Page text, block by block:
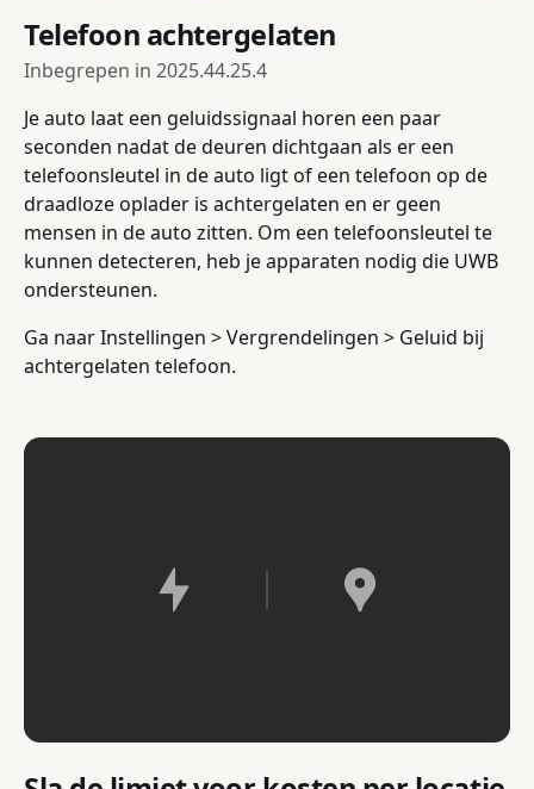
Telefoon achtergelaten
Inbegrepen in 2025.44.25.4
Je auto laat een geluidssignaal horen een paar
seconden nadat de deuren dichtgaan als er een
telefoonsleutel in de auto ligt of een telefoon op de
draadloze oplader is achtergelaten en er geen
mensen in de auto zitten. Om een telefoonsleutel te
kunnen detecteren, heb je apparaten nodig die UWB
ondersteunen.
Ga naar Instellingen > Vergrendelingen > Geluid bij
achtergelaten telefoon.